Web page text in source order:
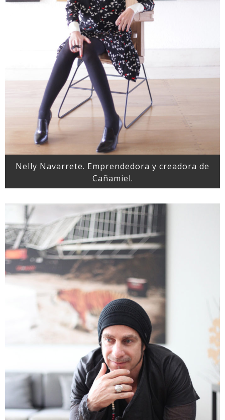
Nelly Navarrete. Emprendedora y creadora de
Cañamiel.